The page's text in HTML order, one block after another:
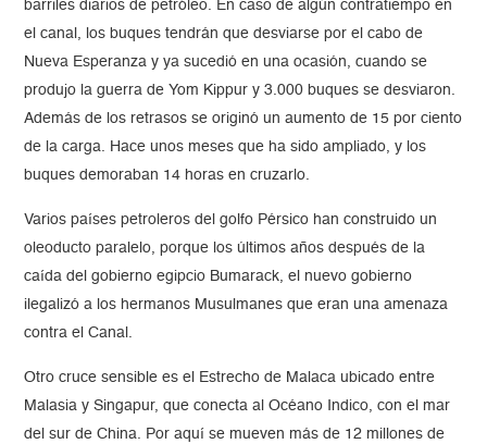
barriles diarios de petróleo. En caso de algún contratiempo en
el canal, los buques tendrán que desviarse por el cabo de
Nueva Esperanza y ya sucedió en una ocasión, cuando se
produjo la guerra de Yom Kippur y 3.000 buques se desviaron.
Además de los retrasos se originó un aumento de 15 por ciento
de la carga. Hace unos meses que ha sido ampliado, y los
buques demoraban 14 horas en cruzarlo.
Varios países petroleros del golfo Pérsico han construido un
oleoducto paralelo, porque los últimos años después de la
caída del gobierno egipcio Bumarack, el nuevo gobierno
ilegalizó a los hermanos Musulmanes que eran una amenaza
contra el Canal.
Otro cruce sensible es el Estrecho de Malaca ubicado entre
Malasia y Singapur, que conecta al Océano Indico, con el mar
del sur de China. Por aquí se mueven más de 12 millones de